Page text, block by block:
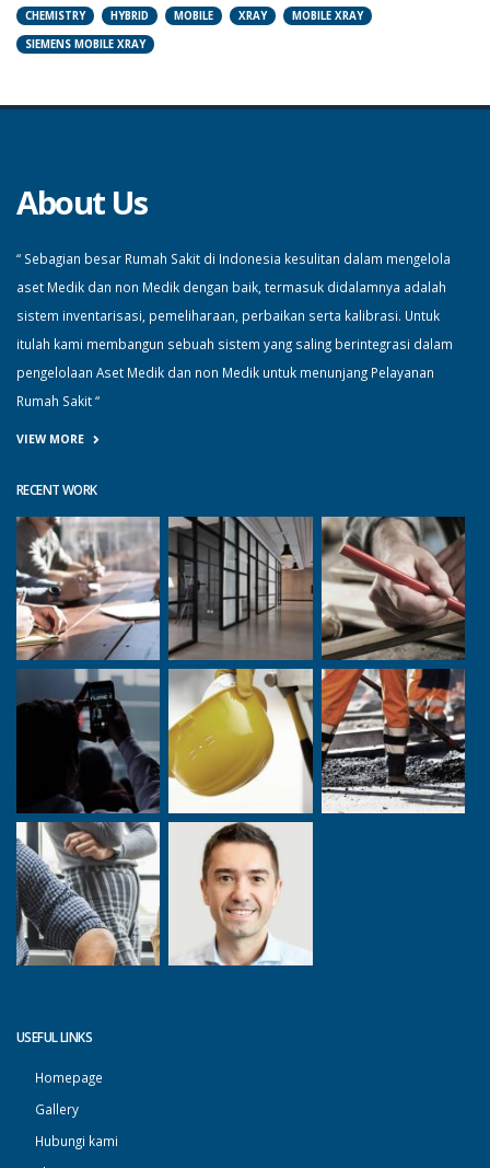
CHEMISTRY
HYBRID MOBILE XRAY
MOBILE XRAY
SIEMENS MOBILE XRAY
About Us
“ Sebagian besar Rumah Sakit di Indonesia kesulitan dalam mengelola
aset Medik dan non Medik dengan baik, termasuk didalamnya adalah
sistem inventarisasi, pemeliharaan, perbaikan serta kalibrasi. Untuk
itulah kami membangun sebuah sistem yang saling berintegrasi dalam
pengelolaan Aset Medik dan non Medik untuk menunjang Pelayanan
Rumah Sakit “
VIEW MORE
RECENT WORK
USEFUL LINKS
Homepage
Gallery
Hubungi kami